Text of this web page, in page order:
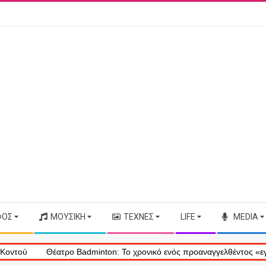
ΜΟΥΣΙΚΉ ΤΈΧΝΕΣ LIFE MEDIA
Badminton: Το χρονικό ενός προαναγγελθέντος «εγκλήματος» στις